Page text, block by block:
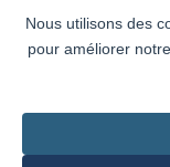
Noms
Noms
beginning
Nous utilisons des
pour améliorer